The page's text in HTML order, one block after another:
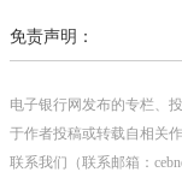
免责声明：
电子银行网发布的专栏、
于作者投稿或转载自相关
联系我们（联系邮箱：